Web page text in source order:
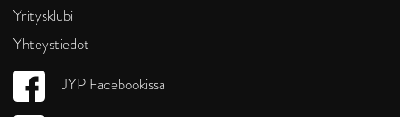
Yritysklubi
Yhteystiedot
JYP Facebookissa